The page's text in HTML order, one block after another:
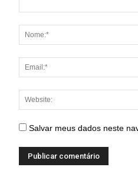
Salvar meus dados neste